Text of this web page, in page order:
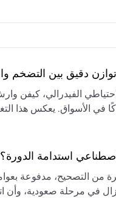
دقيق بين التضخم
الفيدرالي، كيفن
في الأسواق. يعكس هذا
في الشرق الأوسط،
استدامة الدورة؟
من التصحيح، مدفوعة
في مرحلة صعودية، وأن